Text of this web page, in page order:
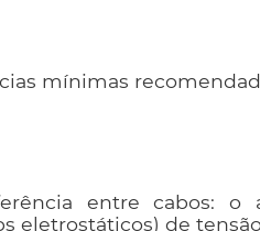
mínimas
entre cabos: o
eletrostáticos) de